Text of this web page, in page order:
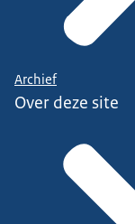
Archief
Over deze site